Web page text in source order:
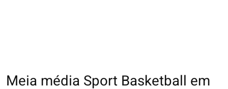
Meia média Sport Basketball em